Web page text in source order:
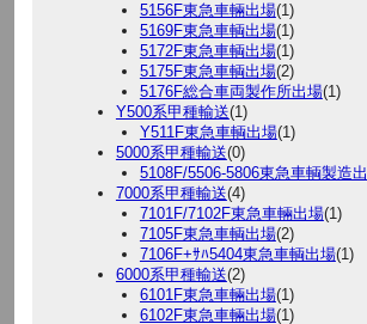
5156F東急車輛出場(1)
5169F東急車輌出場(1)
5172F東急車輌出場(1)
5175F東急車輌出場(2)
5176F総合車両製作所出場(1)
Y500系甲種輸送(1)
Y511F東急車輌出場(1)
5000系甲種輸送(0)
5108F/5506-5806東急車輌製造
7000系甲種輸送(4)
7101F/7102F東急車輛出場(1)
7105F東急車輌出場(2)
7106F+ｻﾊ5404東急車輌出場(1)
6000系甲種輸送(2)
6101F東急車輛出場(1)
6102F東急車輛出場(1)